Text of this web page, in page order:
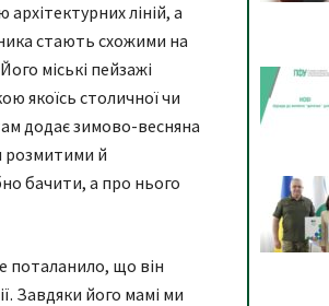
ліній, а
стають схожими на
міські пейзажі
якоїсь столичної чи
додає зимово-весняна
розмитими й
бачити, а про нього
поталанило, що він
Завдяки його мамі ми